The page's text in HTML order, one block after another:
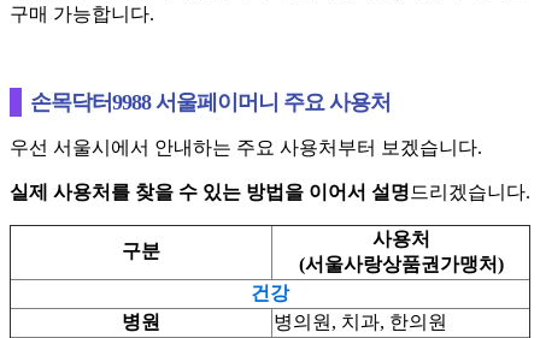
구매 가능합니다.
손목닥터9988 서울페이머니 주요 사용처
우선 서울시에서 안내하는 주요 사용처부터 보겠습니다.
실제 사용처를 찾을 수 있는 방법을 이어서 설명드리겠습니다.
구분
사용처
(서울사랑상품권가맹처)
건강
병원
병의원, 치과, 한의원